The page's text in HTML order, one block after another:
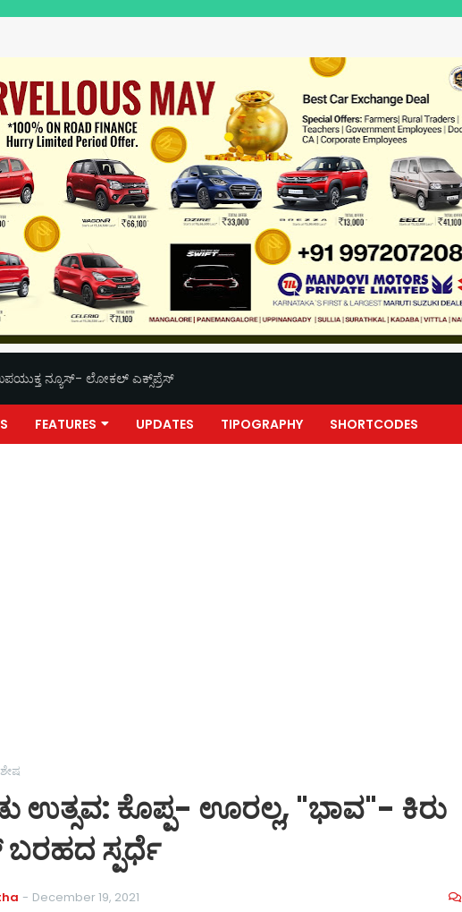
ನ್ಯೂಸ್- ಲೋಕಲ್ ಎಕ್ಸ್‌ಪ್ರೆಸ್‌
FEATURES UPDATES TIPOGRAPHY SHORTCODES
ಉತ್ಸವ: ಕೊಪ್ಪ- ಊರಲ್ಲ, "ಭಾವ"- ಕಿರು
ಬರಹದ ಸ್ಪರ್ಧೆ
- December 19, 2021